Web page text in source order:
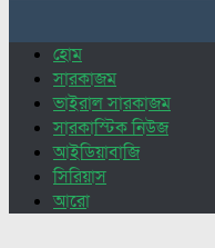
হোম
সারকাজম
ভাইরাল সারকাজম
সারকাস্টিক নিউজ
আইডিয়াবাজি
সিরিয়াস
আরো